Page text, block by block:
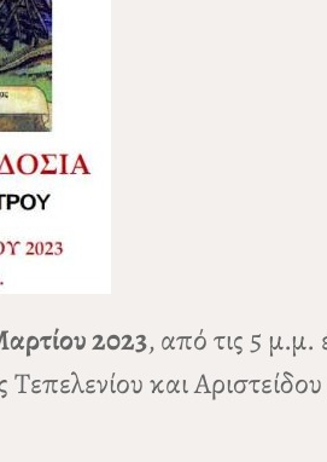
2023,από τις 5 μ.μ.
και